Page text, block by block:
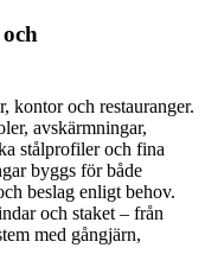
kontor och restauranger.
avskärmningar,
stålprofiler och fina
byggs för både
beslag enligt behov.
och staket – från
med gångjärn,